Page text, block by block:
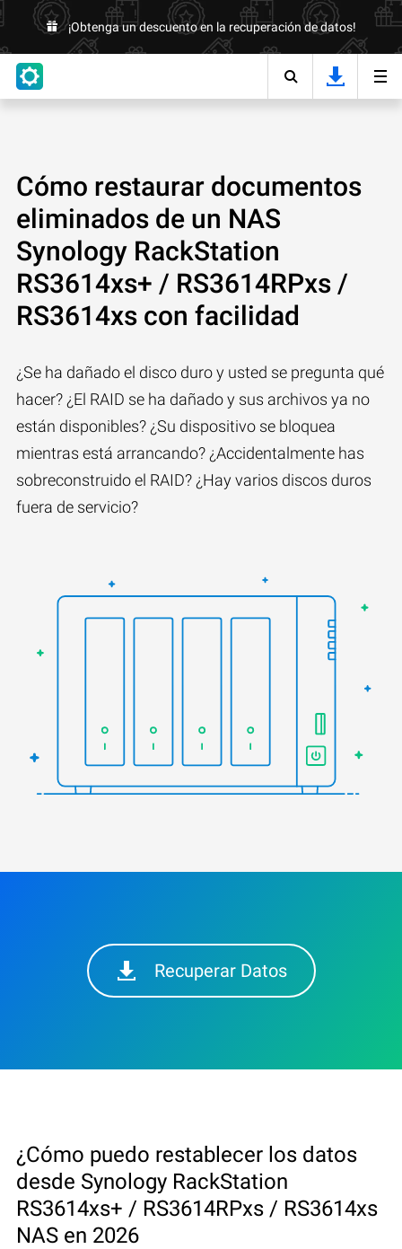
¡Obtenga un descuento en la recuperación de datos!
Cómo restaurar documentos
eliminados de un NAS
Synology RackStation
RS3614xs+ / RS3614RPxs /
RS3614xs con facilidad
¿Se ha dañado el disco duro y usted se pregunta qué
hacer? ¿El RAID se ha dañado y sus archivos ya no
están disponibles? ¿Su dispositivo se bloquea
mientras está arrancando? ¿Accidentalmente has
sobreconstruido el RAID? ¿Hay varios discos duros
fuera de servicio?
Recuperar Datos
¿Cómo puedo restablecer los datos
desde Synology RackStation
RS3614xs+ / RS3614RPxs / RS3614xs
NAS en 2026